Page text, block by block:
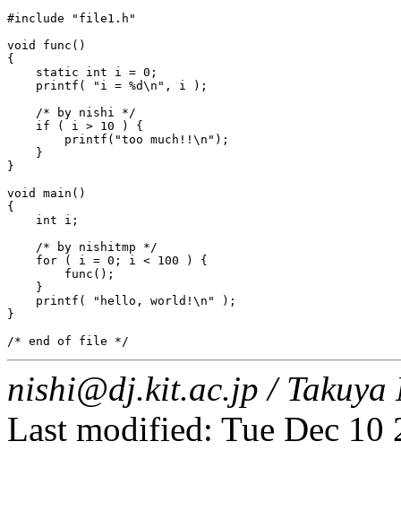
#include "file1.h"
void func()
{
    static int i = 0;
    printf( "i = %d\n", i );
    /* by nishi */
    if ( i > 10 ) {
        printf("too much!!\n");
    }
}
void main()
{
    int i;
    /* by nishitmp */
    for ( i = 0; i < 100 ) {
        func();
    }
    printf( "hello, world!\n" );
}
nishi@dj.kit.ac.jp / Takuya
Last modified: Tue Dec 10